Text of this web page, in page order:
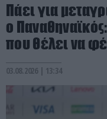
Πάει για
ο
που θέλει να
03.08.2026 | 13:34